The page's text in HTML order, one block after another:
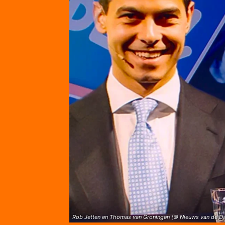
Rob Jetten en Thomas van Groningen (© Nieuws van de